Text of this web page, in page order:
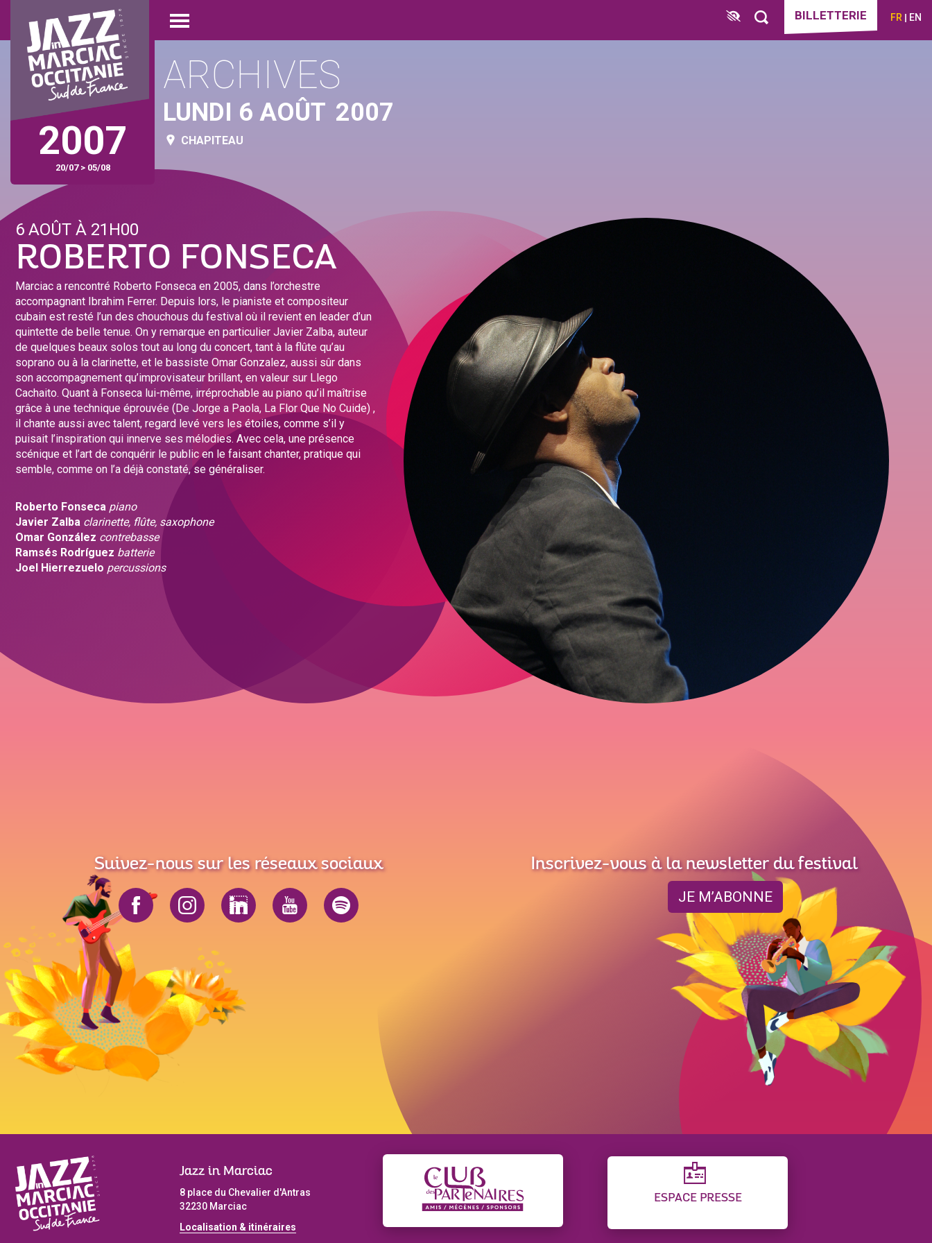
contenu
principal
Open
menu
BILLETTERIE FR EN
2007
20/07 > 05/08
ARCHIVES
LUNDI 6 AOÛT 2007
CHAPITEAU
6 AOÛT À 21H00
ROBERTO FONSECA
Marciac a rencontré Roberto Fonseca en 2005, dans l’orchestre
accompagnant Ibrahim Ferrer. Depuis lors, le pianiste et compositeur
cubain est resté l’un des chouchous du festival où il revient en leader d’un
quintette de belle tenue. On y remarque en particulier Javier Zalba, auteur
de quelques beaux solos tout au long du concert, tant à la flûte qu’au
soprano ou à la clarinette, et le bassiste Omar Gonzalez, aussi sûr dans
son accompagnement qu’improvisateur brillant, en valeur sur Llego
Cachaito. Quant à Fonseca lui-même, irréprochable au piano qu’il maîtrise
grâce à une technique éprouvée (De Jorge a Paola, La Flor Que No Cuide) ,
il chante aussi avec talent, regard levé vers les étoiles, comme s’il y
puisait l’inspiration qui innerve ses mélodies. Avec cela, une présence
scénique et l’art de conquérir le public en le faisant chanter, pratique qui
semble, comme on l’a déjà constaté, se généraliser.
Roberto Fonseca piano
Javier Zalba clarinette, flûte, saxophone
Omar González contrebasse
Ramsés Rodríguez batterie
Joel Hierrezuelo percussions
Suivez-nous sur les réseaux sociaux Inscrivez-vous à la newsletter du festival
JE M’ABONNE
Jazz in Marciac
8 place du Chevalier d'Antras
32230 Marciac
Localisation & itinéraires
ESPACE PRESSE
Panneau de gestion des cookies